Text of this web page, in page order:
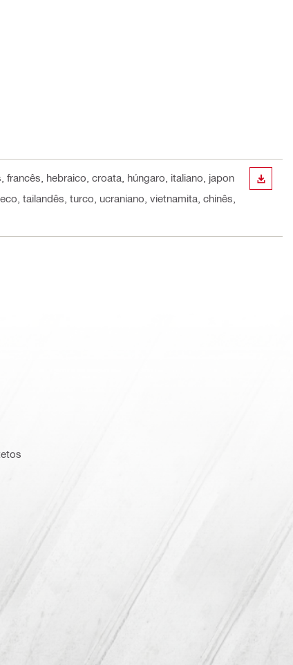
francês, hebraico, croata, húngaro, italiano, japon
tailandês, turco, ucraniano, vietnamita, chinês,